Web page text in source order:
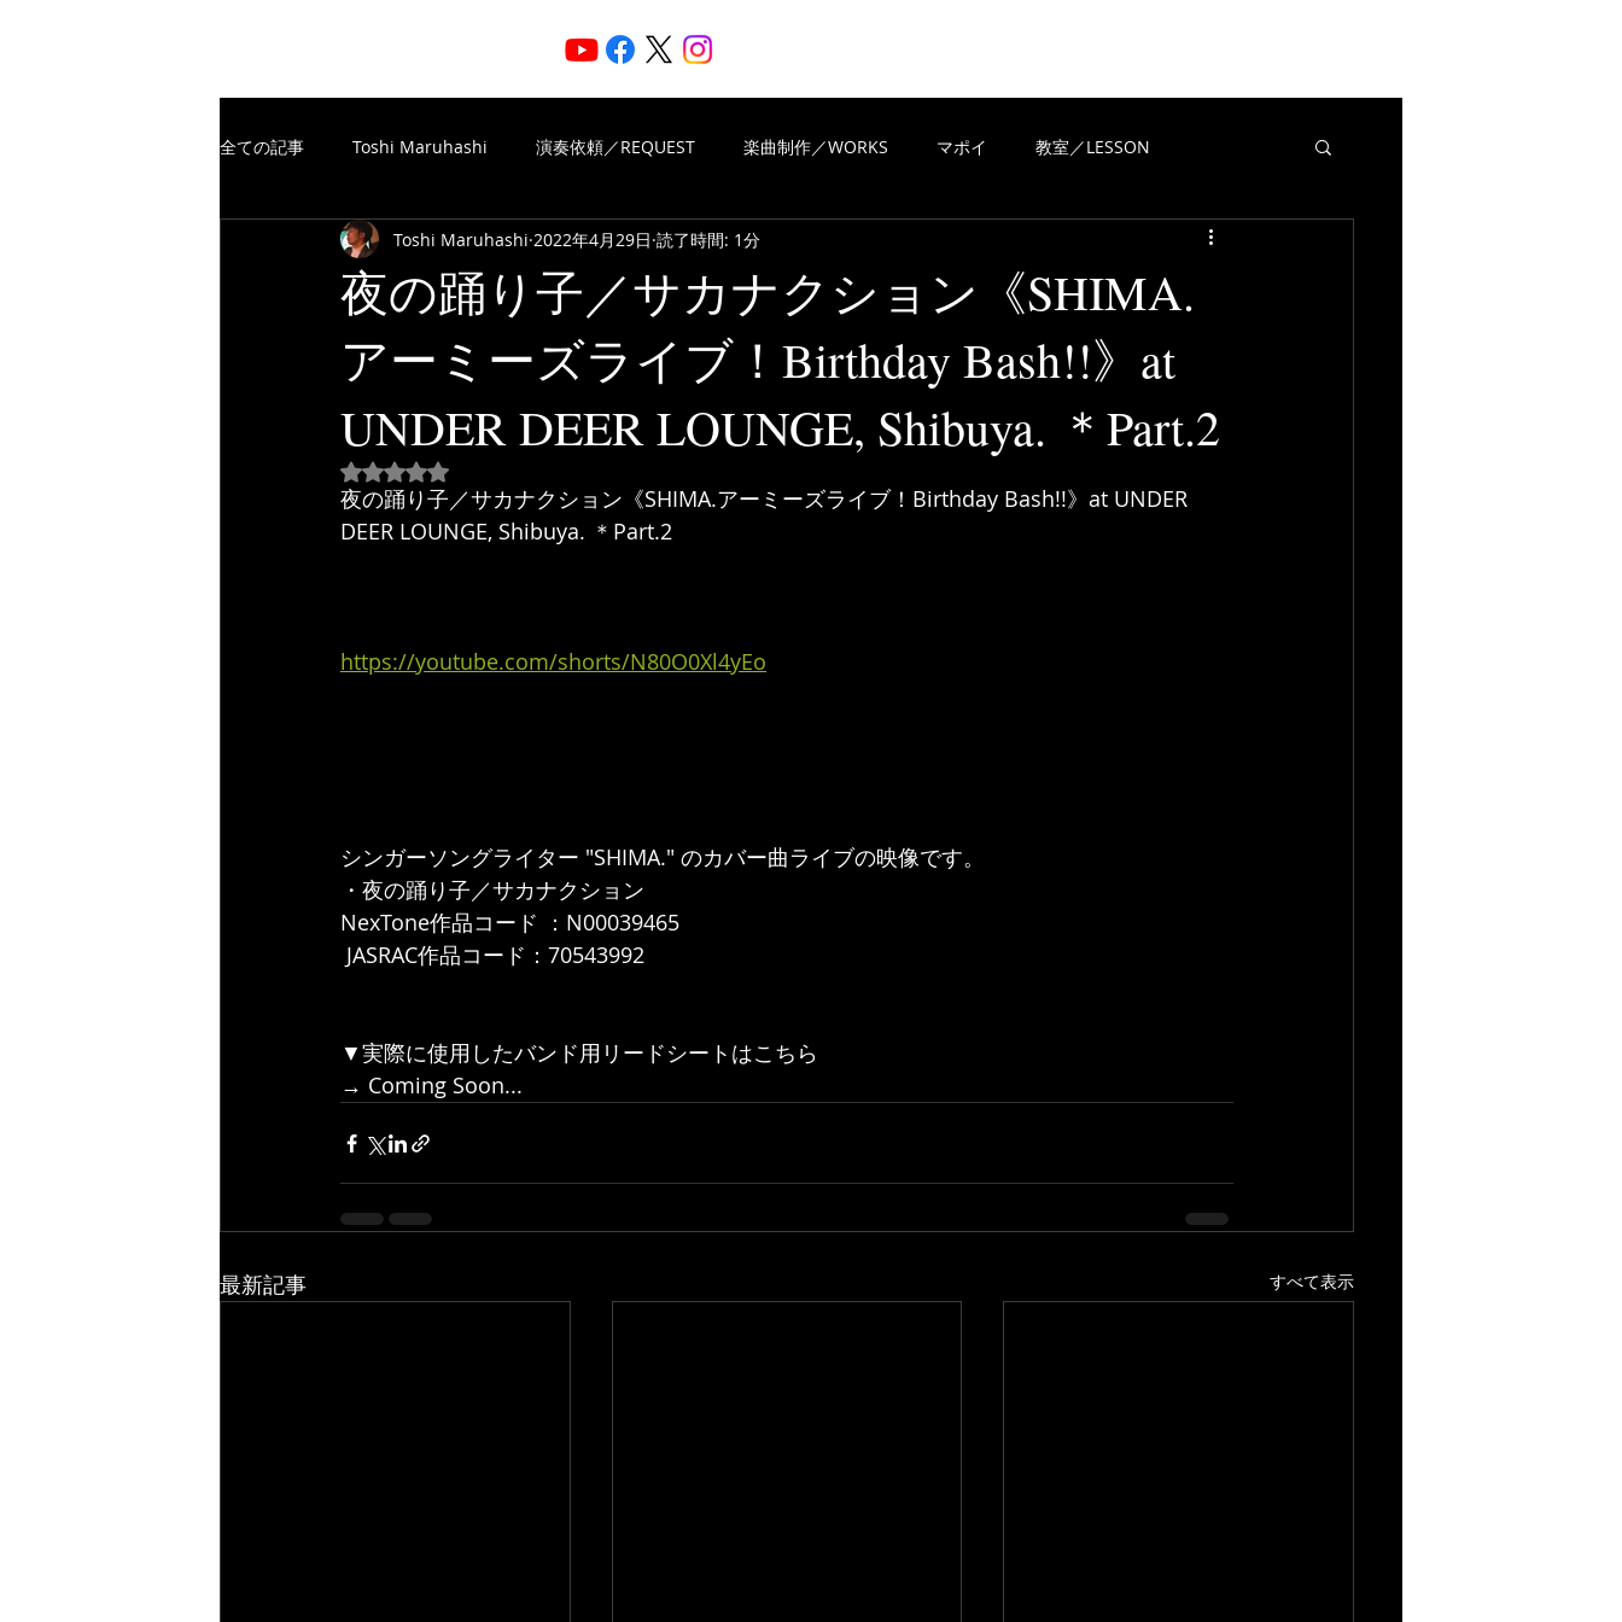
全ての記事 Toshi Maruhashi 演奏依頼／REQUEST 楽曲制作／WORKS マポイ 教室／LESSON
楽譜制作／SCORE TheFreeSpiritsMusic 楽曲制作／WORKS
楽譜制作／SCORE YouTube VIEWS OF REVIEWS
夜の踊り子／サカナクション《SHIMA.
アーミーズライブ！Birthday Bash!!》at
UNDER DEER LOUNGE, Shibuya. ＊Part.2
Toshi Maruhashi 2022年4月29日 読了時間: 1分
5つ星のうちNaNと評価されています。
夜の踊り子／サカナクション《SHIMA.アーミーズライブ！Birthday Bash!!》at UNDER
DEER LOUNGE, Shibuya. ＊Part.2
https://youtube.com/shorts/N80O0Xl4yEo
シンガーソングライター "SHIMA." のカバー曲ライブの映像です。
・夜の踊り子／サカナクション
NexTone作品コード ：N00039465
JASRAC作品コード：70543992
▼実際に使用したバンド用リードシートはこちら
→ Coming Soon...
最新記事 すべて表示